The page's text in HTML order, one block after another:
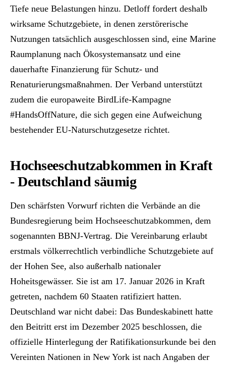
Tiefe neue Belastungen hinzu. Detloff fordert deshalb
wirksame Schutzgebiete, in denen zerstörerische
Nutzungen tatsächlich ausgeschlossen sind, eine Marine
Raumplanung nach Ökosystemansatz und eine
dauerhafte Finanzierung für Schutz- und
Renaturierungsmaßnahmen. Der Verband unterstützt
zudem die europaweite BirdLife-Kampagne
#HandsOffNature, die sich gegen eine Aufweichung
bestehender EU-Naturschutzgesetze richtet.
Hochseeschutzabkommen in Kraft
- Deutschland säumig
Den schärfsten Vorwurf richten die Verbände an die
Bundesregierung beim Hochseeschutzabkommen, dem
sogenannten BBNJ-Vertrag. Die Vereinbarung erlaubt
erstmals völkerrechtlich verbindliche Schutzgebiete auf
der Hohen See, also außerhalb nationaler
Hoheitsgewässer. Sie ist am 17. Januar 2026 in Kraft
getreten, nachdem 60 Staaten ratifiziert hatten.
Deutschland war nicht dabei: Das Bundeskabinett hatte
den Beitritt erst im Dezember 2025 beschlossen, die
offizielle Hinterlegung der Ratifikationsurkunde bei den
Vereinten Nationen in New York ist nach Angaben der